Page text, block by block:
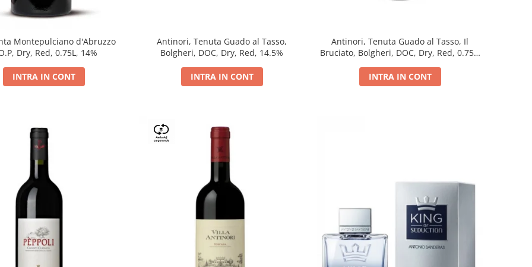
Montepulciano d'Abruzzo
Dry, Red, 0.75L, 14%
INTRA IN CONT
Antinori, Tenuta Guado al Tasso,
Bolgheri, DOC, Dry, Red, 14.5%
INTRA IN CONT
Antinori, Tenuta Guado al Tasso, Il
Bruciato, Bolgheri, DOC, Dry, Red, 0.75L,
INTRA IN CONT